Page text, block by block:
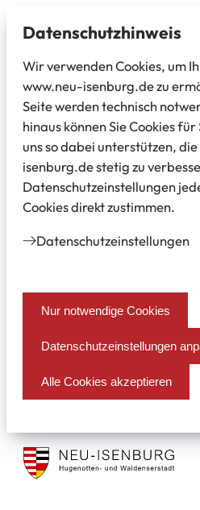
Datenschutz­hinweis
Wir verwenden Cookies, um
www.neu-isenburg.de zu
Seite werden technisch
hinaus können Sie Cookies
uns so dabei unterstützen,
isenburg.de stetig zu
Datenschutzeinstellungen
Cookies direkt zustimmen.
Datenschutz­einstellungen
Nur notwendige Cookies
Datenschutzeinstellungen
Alle Cookies akzeptieren
Stadt
Neu
Isenburg